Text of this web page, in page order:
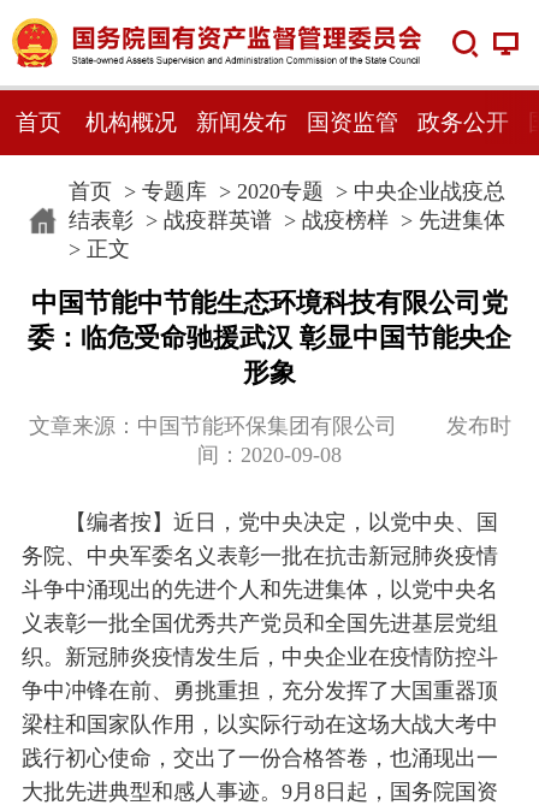
首页 机构概况 新闻发布 国资监管 政务公开
首页> 专题库> 2020专题 > 中央企业战疫总
结表彰 > 战疫群英谱> 战疫榜样> 先进集体
> 正文
中国节能中节能生态环境科技有限公司党
委：临危受命驰援武汉 彰显中国节能央企
形象
文章来源：中国节能环保集团有限公司 发布时
间：2020-09-08
【编者按】近日，党中央决定，以党中央、国
务院、中央军委名义表彰一批在抗击新冠肺炎疫情
斗争中涌现出的先进个人和先进集体，以党中央名
义表彰一批全国优秀共产党员和全国先进基层党组
织。新冠肺炎疫情发生后，中央企业在疫情防控斗
争中冲锋在前、勇挑重担，充分发挥了大国重器顶
梁柱和国家队作用，以实际行动在这场大战大考中
践行初心使命，交出了一份合格答卷，也涌现出一
大批先进典型和感人事迹。9月8日起，国务院国资